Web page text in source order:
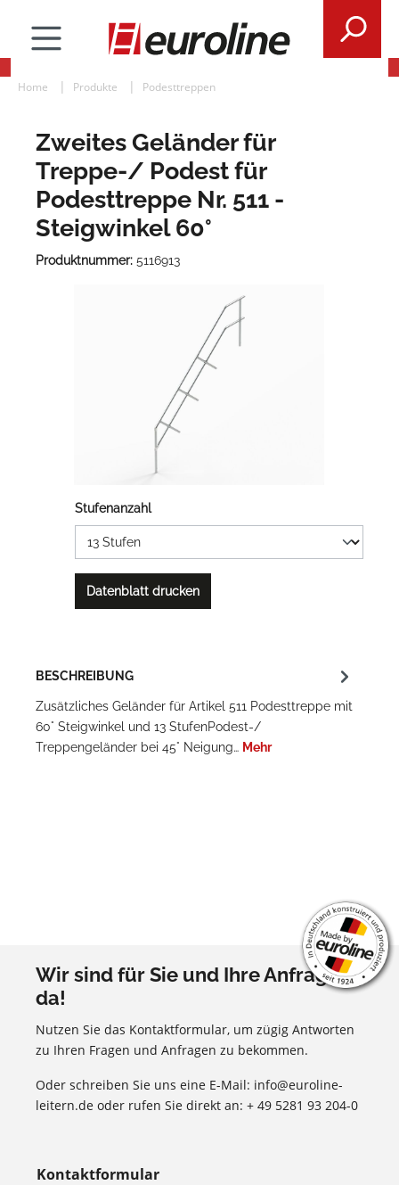
Home Produkte Podesttreppen
Zweites Geländer für
Treppe-/ Podest für
Podesttreppe Nr. 511 -
Steigwinkel 60°
Produktnummer: 5116913
Stufenanzahl
Datenblatt drucken
BESCHREIBUNG
Zusätzliches Geländer für Artikel 511 Podesttreppe mit
60° Steigwinkel und 13 StufenPodest-/
Treppengeländer bei 45° Neigung… Mehr
Wir sind für Sie und Ihre Anfragen
da!
Nutzen Sie das Kontaktformular, um zügig Antworten
zu Ihren Fragen und Anfragen zu bekommen.
Oder schreiben Sie uns eine E-Mail: info@euroline-
leitern.de oder rufen Sie direkt an: + 49 5281 93 204-0
Kontaktformular